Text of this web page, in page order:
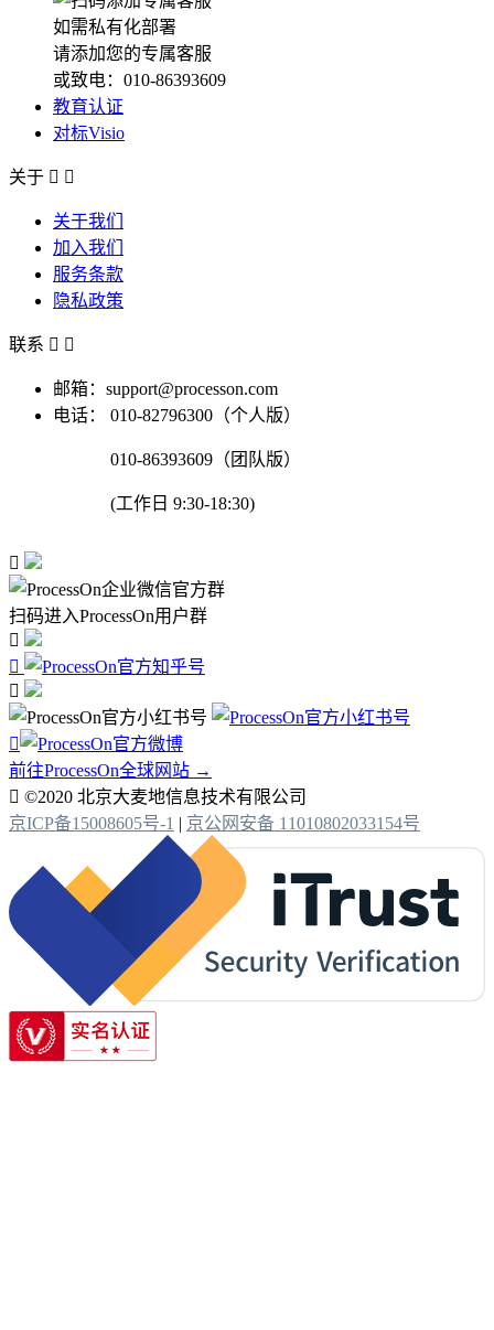
如需私有化部署
请添加您的专属客服
或致电：010-86393609
教育认证
对标Visio
关于  
关于我们
加入我们
服务条款
隐私政策
联系  
邮箱：support@processon.com
电话：
010-82796300（个人版）
010-86393609（团队版）
(工作日 9:30-18:30)

扫码进入ProcessOn用户群




前往ProcessOn全球网站 →
 ©2020 北京大麦地信息技术有限公司
京ICP备15008605号-1 | 京公网安备 11010802033154号